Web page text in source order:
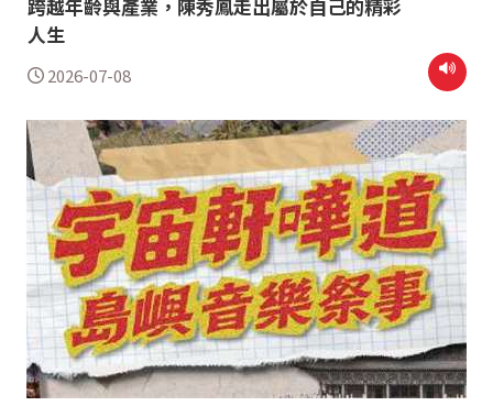
跨越年齡與產業，陳秀鳳走出屬於自己的精彩
人生
2026-07-08